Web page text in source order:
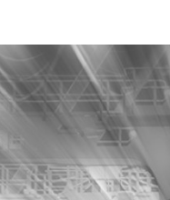
Reputatie & crisis